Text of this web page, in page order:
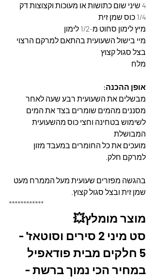
4 שיני שום כתושות או מעוכות וקצוצות דק
1/4 כוס שמן זית
מיץ לימון סחוט מ-1/2 לימון
מיי בישול השעועית בהתאם למרקם הרצוי
בצל סגול קצוץ
מלח
אופן ההכנה:
מבשלים את השעועית רבע שעה לאחר
מסננים מהמים שומרים בצד את המים
לשימוש בטחינה וחצי כוס מהשעועית
המבושלת
מועכים את כל החומרים במעבד מזון
למרקם חלק.
בהגשה מפזרים שעועית מעל הממרח מעט
שמן זית ובצל סגול קצוץ.
************
מוצר מומלץ💥
סט מיני 2 סירים וסוטאז' -
5 חלקים מבית פודאפיל
במחיר הכי נמוך ברשת -